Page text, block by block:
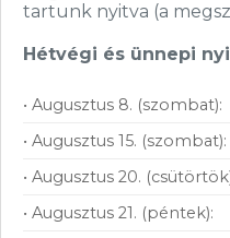
Nagy
tartunk nyitva (a
Hétvégi és ünnepi
• Augusztus 8. (szombat):
• Augusztus 15. (szombat):
• Augusztus 20.
• Augusztus 21. (péntek):